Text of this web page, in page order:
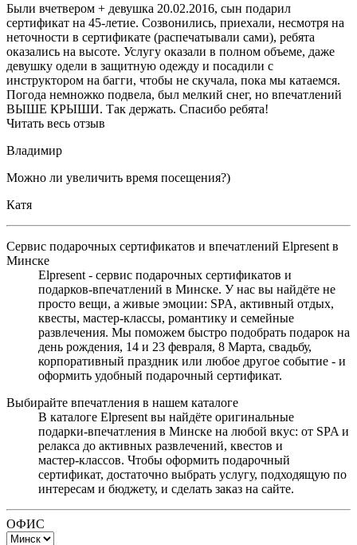
Были вчетвером + девушка 20.02.2016, сын подарил
сертификат на 45-летие. Созвонились, приехали, несмотря на
неточности в сертификате (распечатывали сами), ребята
оказались на высоте. Услугу оказали в полном объеме, даже
девушку одели в защитную одежду и посадили с
инструктором на багги, чтобы не скучала, пока мы катаемся.
Погода немножко подвела, был мелкий снег, но впечатлений
ВЫШЕ КРЫШИ. Так держать. Спасибо ребята!
Читать весь отзыв
Владимир
Можно ли увеличить время посещения?)
Катя
Сервис подарочных сертификатов и впечатлений Elpresent в
Минске
Elpresent - сервис подарочных сертификатов и
подарков‑впечатлений в Минске. У нас вы найдёте не
просто вещи, а живые эмоции: SPA, активный отдых,
квесты, мастер‑классы, романтику и семейные
развлечения. Мы поможем быстро подобрать подарок на
день рождения, 14 и 23 февраля, 8 Марта, свадьбу,
корпоративный праздник или любое другое событие - и
оформить удобный подарочный сертификат.
Выбирайте впечатления в нашем каталоге
В каталоге Elpresent вы найдёте оригинальные
подарки‑впечатления в Минске на любой вкус: от SPA и
релакса до активных развлечений, квестов и
мастер‑классов. Чтобы оформить подарочный
сертификат, достаточно выбрать услугу, подходящую по
интересам и бюджету, и сделать заказ на сайте.
ОФИС